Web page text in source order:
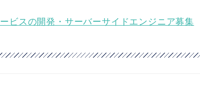
ビスの開発・サーバーサイドエンジニア募集